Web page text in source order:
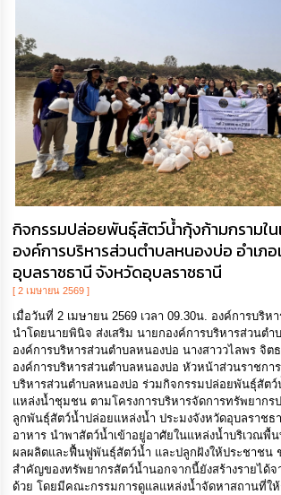
กิจกรรมปล่อยพันธุ์สัตว์น้ำกุ้งก้ามกรามใ
องค์การบริหารส่วนตำบลหนองบ่อ อำเภอ
อุบลราชธานี จังหวัดอุบลราชธานี
[ 2 เมษายน 2569 ]
เมื่อวันที่ 2 เมษายน 2569 เวลา 09.30น. องค์การบริห
นำโดยนายพินิจ ส่งเสริม นายกองค์การบริหารส่วนตำ
องค์การบริหารส่วนตำบลหนองบ่อ นางสาววไลพร จิ
องค์การบริหารส่วนตำบลหนองบ่อ หัวหน้าส่วนราชกา
บริหารส่วนตำบลหนองบ่อ ร่วมกิจกรรมปล่อยพันธุ์สัตว์
แหล่งน้ำชุมชน ตามโครงการบริหารจัดการทรัพยากร
ลูกพันธุ์สัตว์น้ำปล่อยแหล่งน้ำ ประมงจังหวัดอุบลราชธ
อาหาร นำพาสัตว์น้ำเข้าอยู่อาศัยในแหล่งน้ำบริเวณพื้
ผลผลิตและฟื้นฟูพันธุ์สัตว์น้ำ และปลูกฝังให้ประชาชน
สำคัญของทรัพยากรสัตว์น้ำนอกจากนี้ยังสร้างรายได้จ
ด้วย โดยมีคณะกรรมการดูแลแหล่งน้ำจัดหาสถานที่ใ